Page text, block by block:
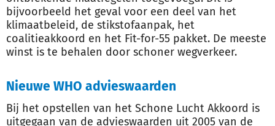
bijvoorbeeld het geval voor een deel van het
klimaatbeleid, de stikstofaanpak, het
coalitieakkoord en het Fit-for-55 pakket. De meeste
winst is te behalen door schoner wegverkeer.
Nieuwe WHO advieswaarden
Bij het opstellen van het Schone Lucht Akkoord is
uitgegaan van de advieswaarden uit 2005 van de